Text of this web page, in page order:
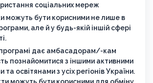
соціальних мереж
можуть бути корисними не лише в
але й у будь-якій іншій сфері
дає амбасадорам/-кам
познайомитися з іншими активними
та освітянами з усіх регіонів України.
можуть бути корисними для обміну